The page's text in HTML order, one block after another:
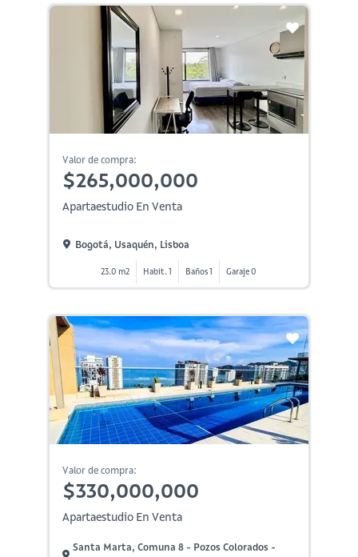
Valor de compra:
$265,000,000
Apartaestudio En Venta
Bogotá, Usaquén, Lisboa
23.0 m2 Habit. 1 Baños 1 Garaje 0
Valor de compra:
$330,000,000
Apartaestudio En Venta
Santa Marta, Comuna 8 - Pozos Colorados -